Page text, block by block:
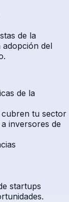
de la
del
de la
cubren tu sector
inversores de
startups